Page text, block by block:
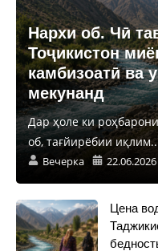
Нархи об. Чӣ
Тоҷикистон
камбизоатӣ ва
мекунанд
Дар ҳоле ки
об, тағйирёбии
Вечерка 22.06.2026
Цена